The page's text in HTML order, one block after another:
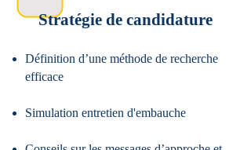
Stratégie de candidature
Définition d’une méthode de recherche
efficace
Simulation entretien d'embauche